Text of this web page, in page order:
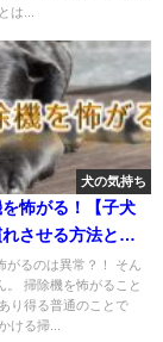
は...
犬の気持ち
怖がる！【子犬
させる方法と
がるのは異常？！ そん
。 掃除機を怖がること
り得る普通のことで
ける掃...